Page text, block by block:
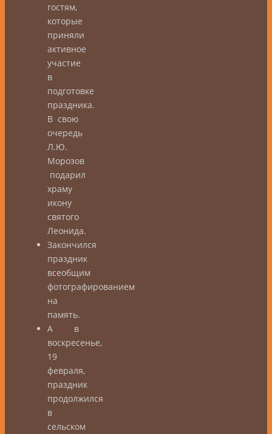
гостям,
которые
приняли
активное
участие
в
подготовке
праздника.
В свою
очередь
Л.Ю.
Морозов
подарил
храму
икону
святого
Леонида.
Закончился
праздник
всеобщим
фотографированием
на
память.
А в
воскресенье,
19
февраля,
праздник
продолжился
в
сельском